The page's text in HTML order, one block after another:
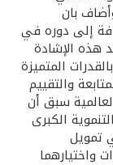
بان
إلى دوره في
هذه الإشادة
المتميزة
والتقييم
سبق أن
الكبرى
تمويل
واختيارهما